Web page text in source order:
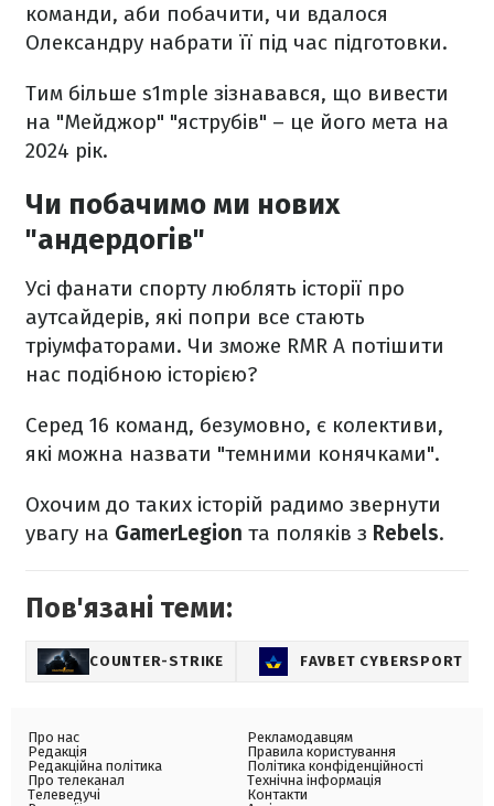
команди, аби побачити, чи вдалося
Олександру набрати її під час підготовки.
Тим більше s1mple зізнавався, що вивести
на "Мейджор" "яструбів" – це його мета на
2024 рік.
Чи побачимо ми нових
"андердогів"
Усі фанати спорту люблять історії про
аутсайдерів, які попри все стають
тріумфаторами. Чи зможе RMR A потішити
нас подібною історією?
Серед 16 команд, безумовно, є колективи,
які можна назвати "темними конячками".
Охочим до таких історій радимо звернути
увагу на GamerLegion та поляків з Rebels.
Пов'язані теми:
COUNTER-STRIKE FAVBET CYBERSPORT
Про нас
Редакція
Редакційна політика
Про телеканал
Телеведучі
Рекламодавцям
Правила користування
Політика конфіденційності
Технічна інформація
Контакти